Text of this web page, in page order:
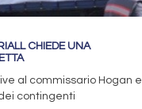
CHIEDE UNA
al commissario Hogan e
contingenti